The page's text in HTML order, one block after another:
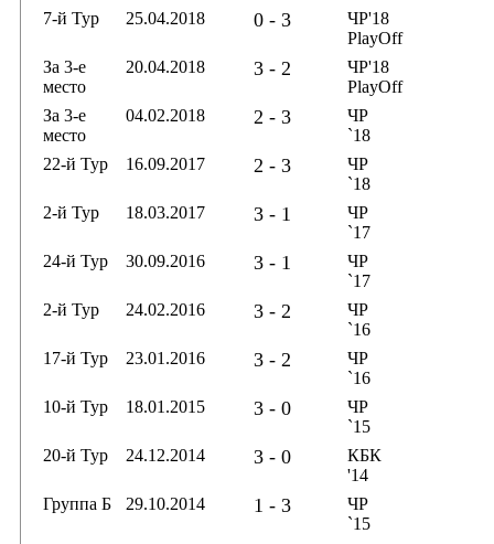
7-й Тур
25.04.2018 0 - 3
ЧР'18
PlayOff
За 3-е
место
20.04.2018 3 - 2
ЧР'18
PlayOff
За 3-е
место
04.02.2018 2 - 3
ЧР
`18
22-й Тур
16.09.2017 2 - 3
ЧР
`18
2-й Тур
18.03.2017 3 - 1
ЧР
`17
24-й Тур
30.09.2016 3 - 1
ЧР
`17
2-й Тур
24.02.2016 3 - 2
ЧР
`16
17-й Тур
23.01.2016 3 - 2
ЧР
`16
10-й Тур
18.01.2015 3 - 0
ЧР
`15
20-й Тур
24.12.2014 3 - 0
КБК
'14
Группа Б
29.10.2014 1 - 3
ЧР
`15